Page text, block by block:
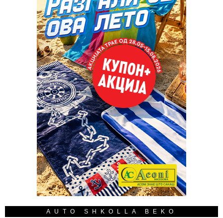
AUTO SHKOLLA BEKO